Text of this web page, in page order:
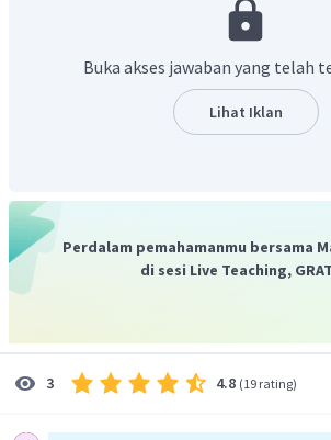
menuliskan reaksi ionisasi untuk
Jumlah ion tersebut disubtitusikan ke
Catatan : nilai derajat ionisasi ( )
adalah 1, karena tergolong elektrolit
Selanjutnya menghitung penurunan titik
Buka akses jawaban yang telah
Lihat Iklan
Perdalam pemahamanmu bersama
di sesi Live Teaching,
3 4.8 (19 rating)